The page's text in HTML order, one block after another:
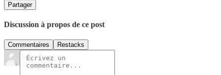
Partager
Discussion à propos de ce post
Commentaires Restacks